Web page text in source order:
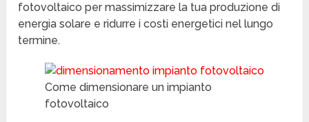
fotovoltaico per massimizzare la tua produzione di
energia solare e ridurre i costi energetici nel lungo
termine.
Come dimensionare un impianto
fotovoltaico